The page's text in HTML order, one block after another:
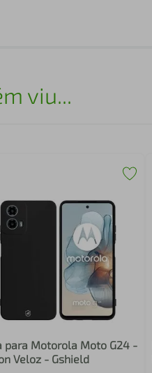
viu...
para Motorola Moto G24 -
Veloz - Gshield